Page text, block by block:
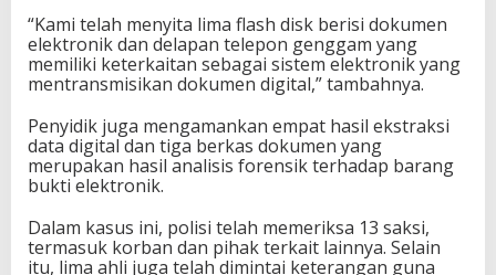
“Kami telah menyita lima flash disk berisi dokumen
elektronik dan delapan telepon genggam yang
memiliki keterkaitan sebagai sistem elektronik yang
mentransmisikan dokumen digital,” tambahnya.
Penyidik juga mengamankan empat hasil ekstraksi
data digital dan tiga berkas dokumen yang
merupakan hasil analisis forensik terhadap barang
bukti elektronik.
Dalam kasus ini, polisi telah memeriksa 13 saksi,
termasuk korban dan pihak terkait lainnya. Selain
itu, lima ahli juga telah dimintai keterangan guna